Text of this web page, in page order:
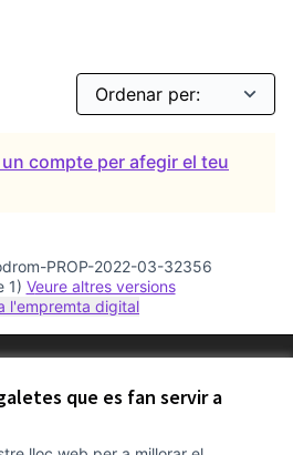
que es fan servir a
compte per afegir el teu
PROP-2022-03-32356
1)
veure altres versions
l'empremta digital